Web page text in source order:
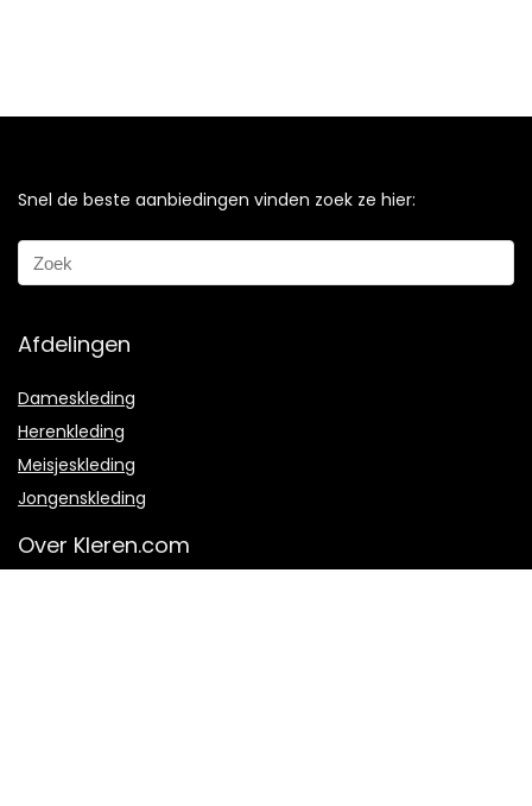
Snel de beste aanbiedingen vinden zoek ze hier:
Afdelingen
Dameskleding
Herenkleding
Meisjeskleding
Jongenskleding
Over Kleren.com